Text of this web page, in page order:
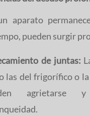
aparato
pueden surgir
de juntas:
las del frigorífico o
agrietarse